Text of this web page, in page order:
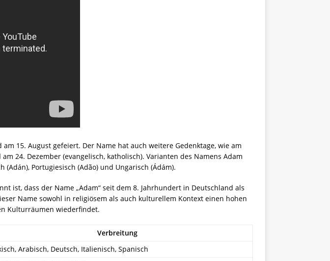
15. August gefeiert. Der Name hat auch weitere Gedenktage, wie am
24. Dezember (evangelisch, katholisch). Varianten des Namens Adam
Portugiesisch (Adão) und Ungarisch (Ádám).
ist, dass der Name „Adam“ seit dem 8. Jahrhundert in Deutschland als
Name sowohl in religiösem als auch kulturellem Kontext einen hohen
Kulturräumen wiederfindet.
Verbreitung
Arabisch, Deutsch, Italienisch, Spanisch